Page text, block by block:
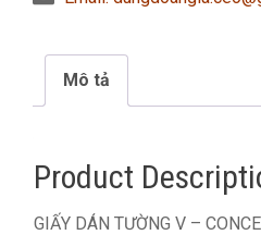
Mô tả
Product
GIẤY DÁN TƯỜNG V –